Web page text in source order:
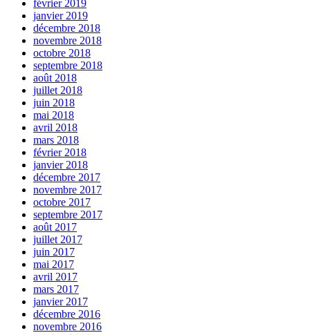
février 2019
janvier 2019
décembre 2018
novembre 2018
octobre 2018
septembre 2018
août 2018
juillet 2018
juin 2018
mai 2018
avril 2018
mars 2018
février 2018
janvier 2018
décembre 2017
novembre 2017
octobre 2017
septembre 2017
août 2017
juillet 2017
juin 2017
mai 2017
avril 2017
mars 2017
janvier 2017
décembre 2016
novembre 2016